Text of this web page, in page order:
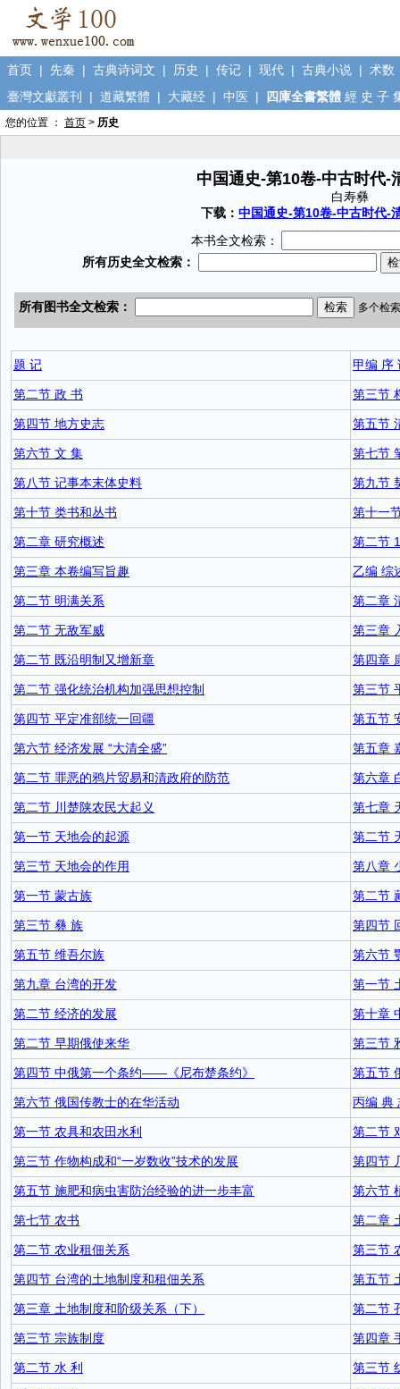
首页 | 先秦 | 古典诗词文 | 历史 | 传记 | 现代 | 古典小说 | 术数
臺灣文獻叢刊
| 道藏繁體 | 大藏经 | 中医 | 四庫全書繁體 經 史 子
您的位置 ： 首页 > 历史
中国通史-第10卷-中古时代-
白寿彝
下载：中国通史-第10卷-中古时代-
本书全文检索：
题 记 甲编 序
第二节 政 书 第三节
第四节 地方史志 第五节
第六节 文 集 第七节
第八节 记事本末体史料 第九节
第十节 类书和丛书 第十一
第二章 研究概述 第二节
第三章 本卷编写旨趣 乙编 综
第二节 明满关系 第二章
第二节 无敌军威 第三章
第二节 既沿明制又增新章 第四章
第二节 强化统治机构加强思想控制 第三节
第四节 平定准部统一回疆 第五节
第六节 经济发展 “大清全盛” 第五章
第二节 罪恶的鸦片贸易和清政府的防范 第六章
第二节 川楚陕农民大起义 第七章
第一节 天地会的起源 第二节
第三节 天地会的作用 第八章
第一节 蒙古族 第二节
第三节 彝 族 第四节
第五节 维吾尔族 第六节
第九章 台湾的开发 第一节
第二节 经济的发展 第十章
第二节 早期俄使来华 第三节
第四节 中俄第一个条约——《尼布楚条约》 第五节
第六节 俄国传教士的在华活动 丙编 典
第一节 农具和农田水利 第二节
第三节 作物构成和“一岁数收”技术的发展 第四节
第五节 施肥和病虫害防治经验的进一步丰富 第六节
第七节 农书 第二章
第二节 农业租佃关系 第三节
第四节 台湾的土地制度和租佃关系 第五节
第三章 土地制度和阶级关系（下） 第二节
第三节 宗族制度 第四章
第二节 水 利 第三节